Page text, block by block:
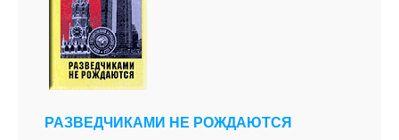
РАЗВЕДЧИКАМИ НЕ РОЖДАЮТСЯ